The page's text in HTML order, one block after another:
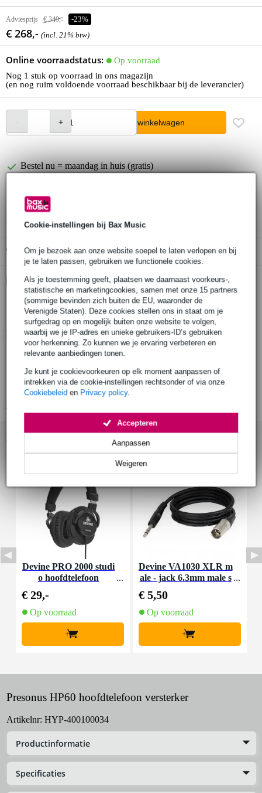
Cookie-instellingen bij Bax Music
Om je bezoek aan onze website soepel te laten verlopen en bij
je te laten passen, gebruiken we functionele cookies.
Als je toestemming geeft, plaatsen we daarnaast voorkeurs-,
statistische en marketingcookies, samen met onze 15 partners
(sommige bevinden zich buiten de EU, waaronder de
Verenigde Staten). Deze cookies stellen ons in staat om je
surfgedrag op en mogelijk buiten onze website te volgen,
waarbij we je IP-adres en unieke gebruikers-ID’s gebruiken
voor herkenning. Zo kunnen we je ervaring verbeteren en
relevante aanbiedingen tonen.
Je kunt je cookievoorkeuren op elk moment aanpassen of
intrekken via de cookie-instellingen rechtsonder of via onze
Cookiebeleid en Privacy policy.
Weigeren
Aanpassen
Accepteren
Adviesprijs € 349,- -23%
€ 268,- (incl. 21% btw)
Online voorraadstatus:
Op voorraad
Nog 1 stuk op voorraad in ons magazijn
(en nog ruim voldoende voorraad beschikbaar bij de leverancier)
In winkelwagen
Bestel nu = maandag in huis (gratis)
3 jaar Bax Music garantie
Gratis ophalen in de winkel
Kies nu voor 2 jaar extra Bax Music garantie en meer
voordelen
€ 13,40 eenmalig
Productinformatie
ingang A (2) ¼" TRS gebalanceerd 10k Ohm
ingang B (2) ¼" TRS gebalanceerd 10k Ohm
externe uitgang TRS stereo onbalanceerd 10k Ohm
Devine PRO 2000 studi
o hoofdtelefoon
€ 29,-
Op voorraad
+
Devine VA1030 XLR m
ale - jack 6.3mm male s
€ 5,50
Op voorraad
+
Presonus HP60 hoofdtelefoon versterker
Artikelnr: HYP-400100034
Productinformatie
Specificaties